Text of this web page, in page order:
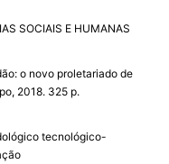
SOCIAIS E HUMANAS
o novo proletariado de
2018. 325 p.
tecnológico-